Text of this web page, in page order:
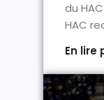
du
HAC
En lire